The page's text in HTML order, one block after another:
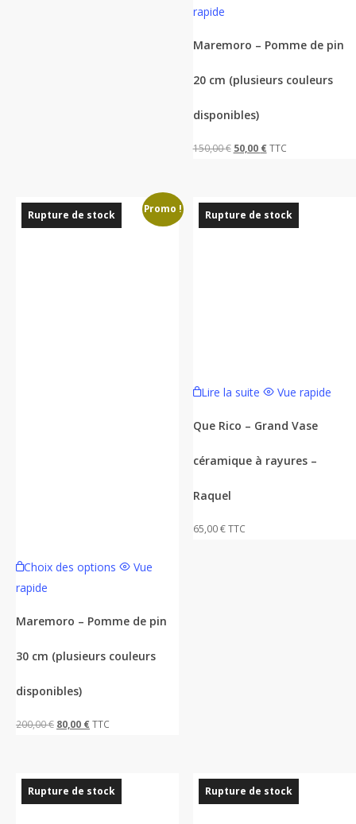
plusieurs
Les
la
page
rapide
Maremoro – Pomme de pin
20 cm (plusieurs couleurs
disponibles)
150,00€ Le
était :
150,00 €.
50,00 €Le
est :
50,00 €.
TTC
Rupture de stock Promo !
Choix des options
produit
plusieurs
Les
la
page
Vue
rapide
Maremoro – Pomme de pin
30 cm (plusieurs couleurs
disponibles)
200,00€ Le
était :
200,00 €.
80,00 € Le
est :
80,00 €.
TTC
Rupture de stock
Lire la suite Vue rapide
Que Rico – Grand Vase
céramique à rayures –
Raquel
65,00€ TTC
Rupture de stock Rupture de stock